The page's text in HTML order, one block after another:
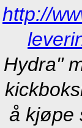
http://
Hydra"
å kjøpe